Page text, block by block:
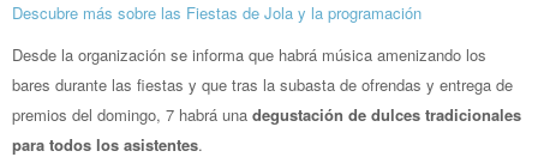
Descubre más sobre las Fiestas de Jola y la programación
Desde la organización se informa que habrá música amenizando los
bares durante las fiestas y que tras la subasta de ofrendas y entrega de
premios del domingo, 7 habrá una degustación de dulces tradicionales
para todos los asistentes.